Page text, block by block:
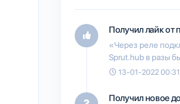
Получил лайк от
«Через реле
Sprut.hub в разы
13-01-2022 00:31
Получил новое